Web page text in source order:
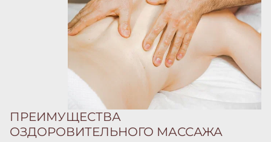
ПРЕИМУЩЕСТВА
ОЗДОРОВИТЕЛЬНОГО МАССАЖА